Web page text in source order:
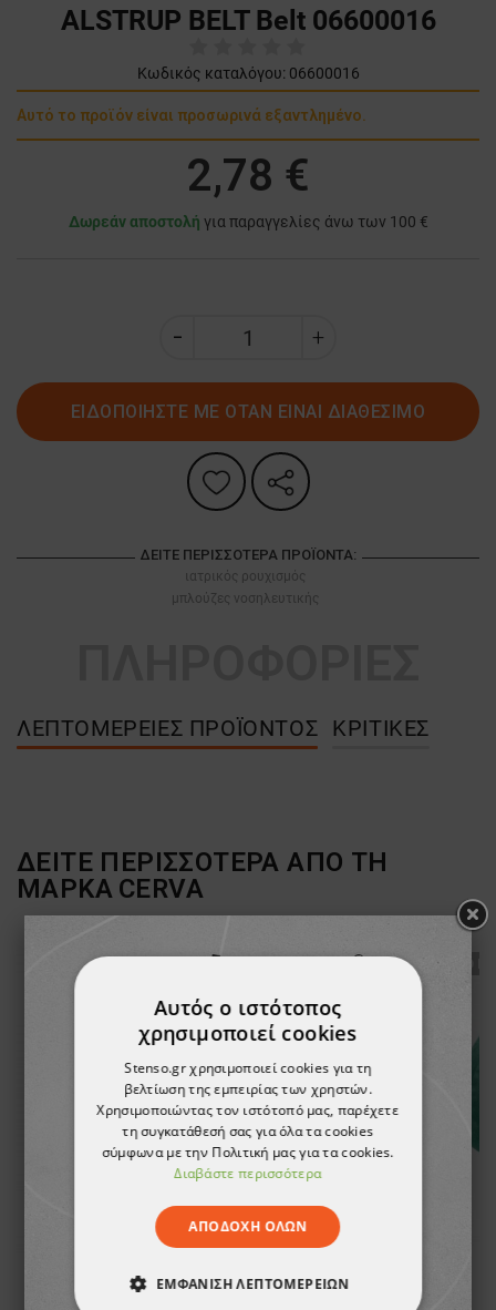
ALSTRUP BELT Belt 06600016
Κωδικός καταλόγου: 06600016
Αυτό το προϊόν είναι προσωρινά εξαντλημένο.
2,78 €
Δωρεάν αποστολή για παραγγελίες άνω των 100 €
ΕΙΔΟΠΟΙΗΣΤΕ ΜΕ ΟΤΑΝ ΕΙΝΑΙ ΔΙΑΘΕΣΙΜΟ
ΔΕΊΤΕ ΠΕΡΙΣΣΌΤΕΡΑ ΠΡΟΪΌΝΤΑ:
ιατρικός ρουχισμός
μπλούζες νοσηλευτικής
ΛΕΠΤΟΜΈΡΕΙΕΣ ΠΡΟΪΌΝΤΟΣ ΚΡΙΤΙΚΈΣ
ΔΕΙΤΕ ΠΕΡΙΣΣΟΤΕΡΑ ΑΠΟ ΤΗ
ΜΑΡΚΑ CERVA
BIRRONG BLACK Safety cap
Αυτός ο ιστότοπος
χρησιμοποιεί cookies
Stenso.gr χρησιμοποιεί cookies για τη
βελτίωση της εμπειρίας των χρηστών.
Χρησιμοποιώντας τον ιστότοπό μας, παρέχετε
τη συγκατάθεσή σας για όλα τα cookies
σύμφωνα με την Πολιτική μας για τα cookies.
Διαβάστε περισσότερα
ΑΠΟΔΟΧΉ ΌΛΩΝ
ΕΜΦΆΝΙΣΗ ΛΕΠΤΟΜΕΡΕΙΏΝ